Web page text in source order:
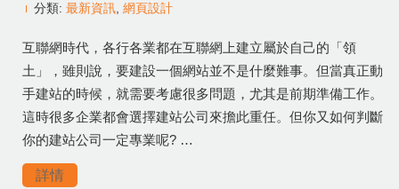
分類: 最新資訊 網頁設計
互聯網時代，各行各業都在互聯網上建立屬於自己的「領
土」，雖則說，要建設一個網站並不是什麼難事。但當真正動
手建站的時候，就需要考慮很多問題，尤其是前期準備工作。
這時很多企業都會選擇建站公司來擔此重任。但你又如何判斷
你的建站公司一定專業呢? …
詳情